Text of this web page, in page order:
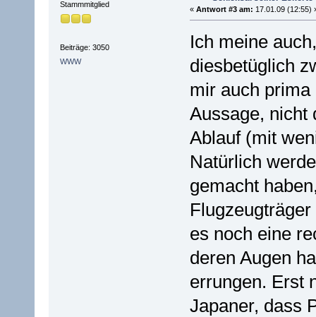
Stammmitglied
Beiträge: 3050
WWW
« Antwort #3 am: 17.01.09 (12:55)
Ich meine
diesbetüglich
mir auch
Aussage, nicht
Ablauf (mit
Natürlich
gemacht
es noch eine
deren Augen
errungen. Erst
Japaner, dass